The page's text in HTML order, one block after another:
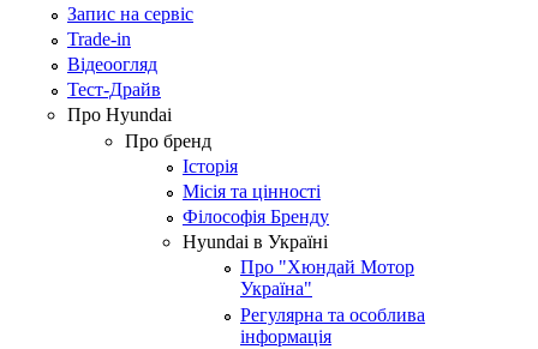
Запис на сервіс
Trade-in
Відеоогляд
Тест-Драйв
Про Hyundai
Про бренд
Історія
Місія та цінності
Філософія Бренду
Hyundai в Україні
Про "Хюндай Мотор
Україна"
Регулярна та особлива
інформація